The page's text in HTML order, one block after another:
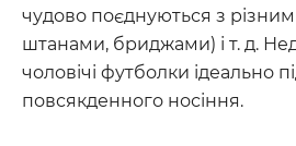
чудово поєднуються з
штанами, бриджами) і т. д.
чоловічі футболки ідеально
повсякденного носіння.